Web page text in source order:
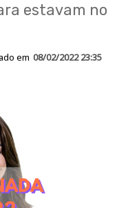
estavam no
em 08/02/2022 23:35